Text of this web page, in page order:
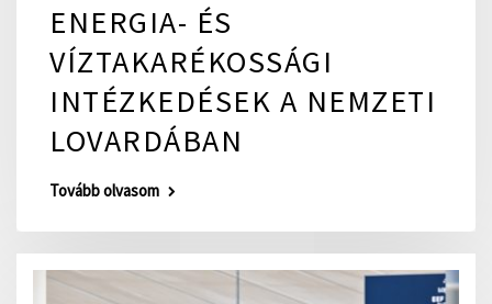
ENERGIA- ÉS
VÍZTAKARÉKOSSÁGI
INTÉZKEDÉSEK A NEMZETI
LOVARDÁBAN
Tovább olvasom